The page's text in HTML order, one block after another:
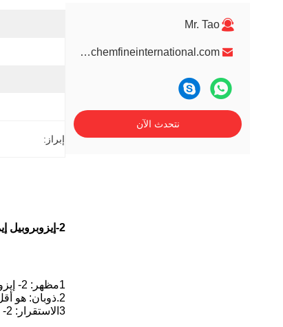
Mr. Tao
info@chemfineinternational.com
نتحدث الآن
إبراز:
2-إيزوبروبيل إيميدازول
1مظهر: 2- إيزوبروبيل إيميدازول هو سائل أو صلب بلا لون مع رائحة مميزة.
2.ذوبان: هو أقل قابلية للذوبان في الماء ، ولكن يمكن أن تكون محلول في المذيبات العضوية ، مثل المذيبات الإيثانول أو الإيثير.
3الاستقرار: 2- إيزوبروبيل إيميدازول مستقر نسبياً في درجة حرارة الغرفة ويمكن تخزينها لفترة طويلة في حالة تجنب الضوء.